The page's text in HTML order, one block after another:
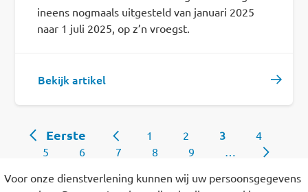
Voor onze dienstverlening kunnen wij uw persoonsgegevens
ineens nogmaals uitgesteld van januari 2025
naar 1 juli 2025, op z’n vroegst.
Bekijk artikel
Paginering
Eerste pagina
Eerste Page
1 Page
2 Huidige pagina
3 Page
4
Page
5 Page
6 Page
7 Page
8 Page
9 …